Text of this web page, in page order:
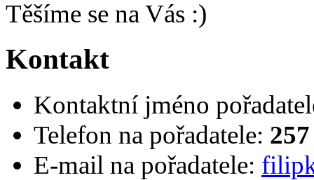
Těšíme se na Vás :)
Kontakt
Kontaktní jméno
Telefon na pořadatele:
E-mail na pořadatele: